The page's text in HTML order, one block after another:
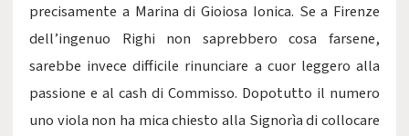
precisamente a Marina di Gioiosa Ionica. Se a Firenze
dell’ingenuo Righi non saprebbero cosa farsene,
sarebbe invece difficile rinunciare a cuor leggero alla
passione e al cash di Commisso. Dopotutto il numero
uno viola non ha mica chiesto alla Signorìa di collocare